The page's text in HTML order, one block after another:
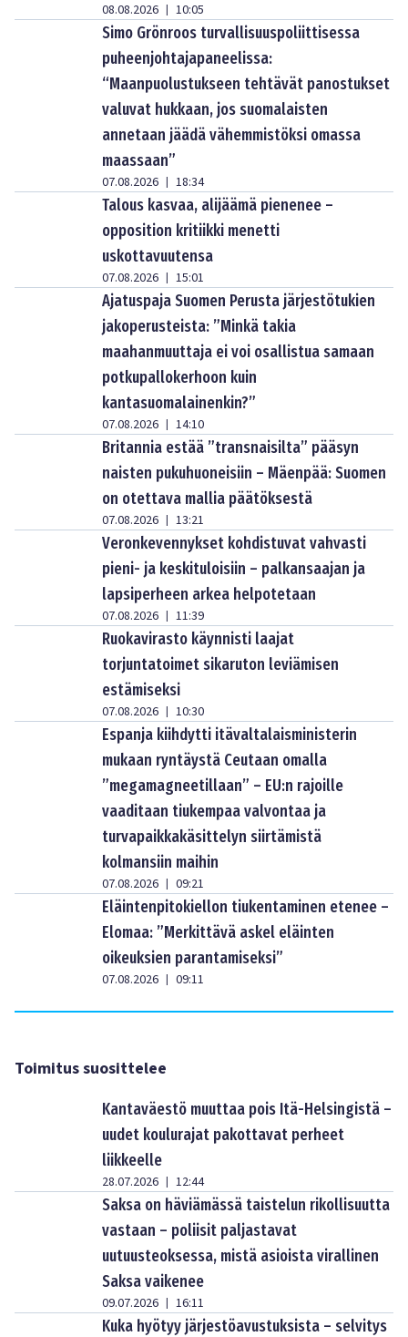
08.08.2026 | 10:05
Simo Grönroos turvallisuuspoliittisessa
puheenjohtajapaneelissa:
“Maanpuolustukseen tehtävät panostukset
valuvat hukkaan, jos suomalaisten
annetaan jäädä vähemmistöksi omassa
maassaan”
07.08.2026 | 18:34
Talous kasvaa, alijäämä pienenee –
opposition kritiikki menetti
uskottavuutensa
07.08.2026 | 15:01
Ajatuspaja Suomen Perusta järjestötukien
jakoperusteista: ”Minkä takia
maahanmuuttaja ei voi osallistua samaan
potkupallokerhoon kuin
kantasuomalainenkin?”
07.08.2026 | 14:10
Britannia estää ”transnaisilta” pääsyn
naisten pukuhuoneisiin – Mäenpää: Suomen
on otettava mallia päätöksestä
07.08.2026 | 13:21
Veronkevennykset kohdistuvat vahvasti
pieni- ja keskituloisiin – palkansaajan ja
lapsiperheen arkea helpotetaan
07.08.2026 | 11:39
Ruokavirasto käynnisti laajat
torjuntatoimet sikaruton leviämisen
estämiseksi
07.08.2026 | 10:30
Espanja kiihdytti itävaltalaisministerin
mukaan ryntäystä Ceutaan omalla
”megamagneetillaan” – EU:n rajoille
vaaditaan tiukempaa valvontaa ja
turvapaikkakäsittelyn siirtämistä
kolmansiin maihin
07.08.2026 | 09:21
Eläintenpitokiellon tiukentaminen etenee –
Elomaa: ”Merkittävä askel eläinten
oikeuksien parantamiseksi”
07.08.2026 | 09:11
Toimitus suosittelee
Kantaväestö muuttaa pois Itä-Helsingistä –
uudet koulurajat pakottavat perheet
liikkeelle
28.07.2026 | 12:44
Saksa on häviämässä taistelun rikollisuutta
vastaan – poliisit paljastavat
uutuusteoksessa, mistä asioista virallinen
Saksa vaikenee
09.07.2026 | 16:11
Kuka hyötyy järjestöavustuksista – selvitys